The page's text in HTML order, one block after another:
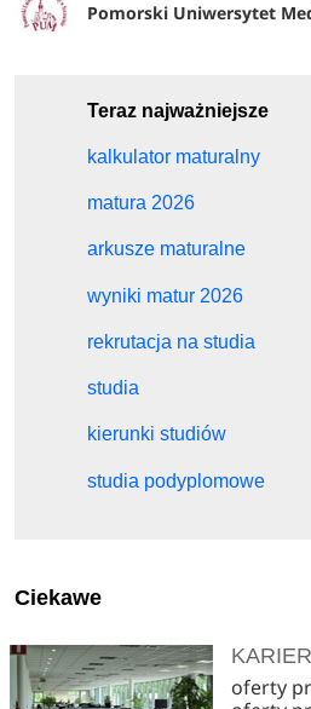
Pomorski Uniwersytet
Teraz najważniejsze
kalkulator maturalny
matura 2026
arkusze maturalne
wyniki matur 2026
rekrutacja na studia
studia
kierunki studiów
studia podyplomowe
Ciekawe
oferty